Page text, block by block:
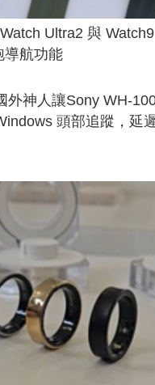
Ultra2 與 Watch9
導航功能
外神人讓Sony WH-
頭部追蹤，延